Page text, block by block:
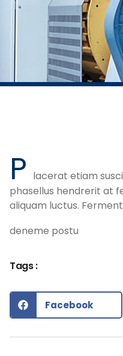
P lacerat etiam
phasellus hendrerit at
aliquam luctus.
deneme postu
Tags :
Facebook